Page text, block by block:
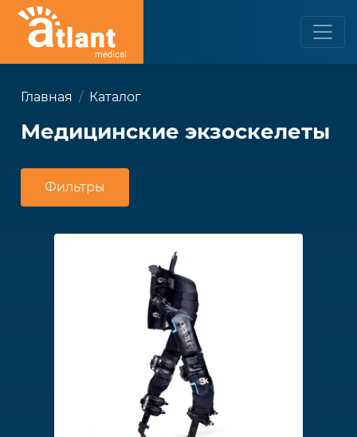
Главная Каталог
Медицинские экзоскелеты
Фильтры